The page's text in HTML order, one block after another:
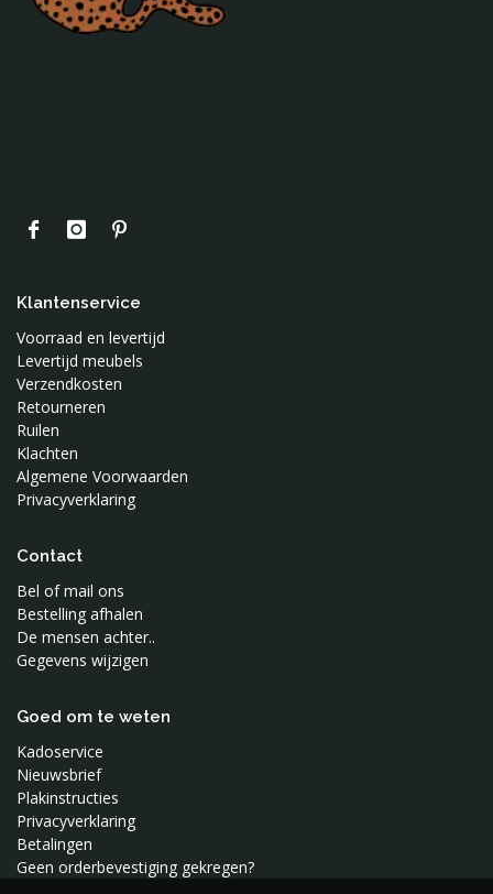
Klantenservice
Voorraad en levertijd
Levertijd meubels
Verzendkosten
Retourneren
Ruilen
Klachten
Algemene Voorwaarden
Privacyverklaring
Contact
Bel of mail ons
Bestelling afhalen
De mensen achter..
Gegevens wijzigen
Goed om te weten
Kadoservice
Nieuwsbrief
Plakinstructies
Privacyverklaring
Betalingen
Geen orderbevestiging gekregen?